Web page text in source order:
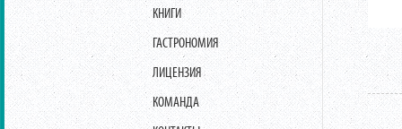
КНИГИ
ГАСТРОНОМИЯ
ЛИЦЕНЗИЯ
КОМАНДА